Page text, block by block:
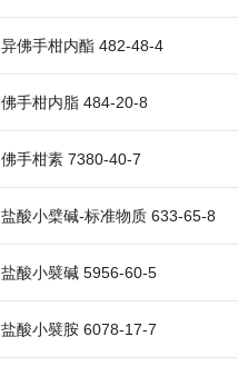
异佛手柑内酯 482-48-4
佛手柑内脂 484-20-8
佛手柑素 7380-40-7
盐酸小檗碱-标准物质 633-65-8
盐酸小襞碱 5956-60-5
盐酸小襞胺 6078-17-7